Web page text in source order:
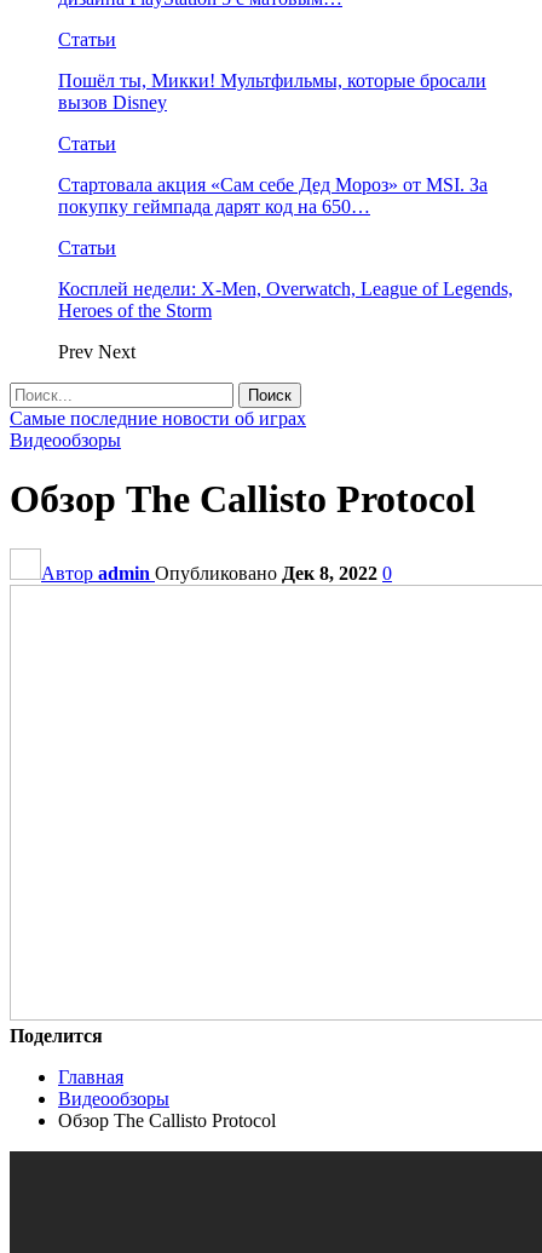
Статьи
Пошёл ты, Микки! Мультфильмы, которые бросали
вызов Disney
Статьи
Стартовала акция «Сам себе Дед Мороз» от MSI. За
покупку геймпада дарят код на 650…
Статьи
Косплей недели: X-Men, Overwatch, League of Legends,
Heroes of the Storm
Prev Next
Самые последние новости об играх
Видеообзоры
Обзор The Callisto Protocol
Автор admin Опубликовано Дек 8, 2022 0
Поделится
Главная
Видеообзоры
Обзор The Callisto Protocol